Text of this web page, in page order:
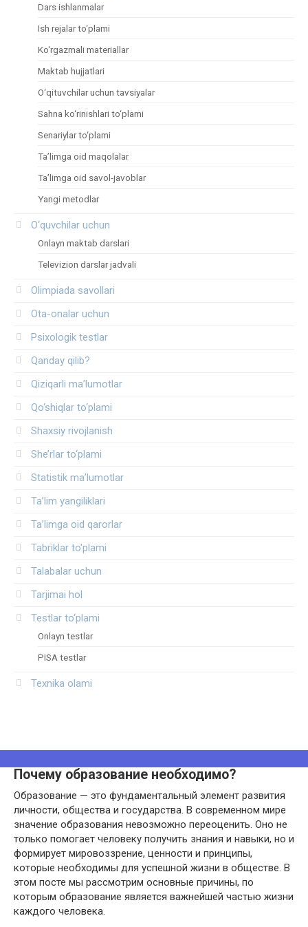
Dars ishlanmalar
Ish rejalar to‘plami
Ko‘rgazmali materiallar
Maktab hujjatlari
O‘qituvchilar uchun tavsiyalar
Sahna ko‘rinishlari to‘plami
Senariylar to‘plami
Ta’limga oid maqolalar
Ta’limga oid savol-javoblar
Yangi metodlar
O‘quvchilar uchun
Onlayn maktab darslari
Televizion darslar jadvali
Olimpiada savollari
Ota-onalar uchun
Psixologik testlar
Qanday qilib?
Qiziqarli ma’lumotlar
Qo‘shiqlar to‘plami
Shaxsiy rivojlanish
She’rlar to‘plami
Statistik ma’lumotlar
Ta’lim yangiliklari
Ta’limga oid qarorlar
Tabriklar to'plami
Talabalar uchun
Tarjimai hol
Testlar to‘plami
Onlayn testlar
PISA testlar
Texnika olami
Почему образование необходимо?
Образование — это фундаментальный элемент развития
личности, общества и государства. В современном мире
значение образования невозможно переоценить. Оно не
только помогает человеку получить знания и навыки, но и
формирует мировоззрение, ценности и принципы,
которые необходимы для успешной жизни в обществе. В
этом посте мы рассмотрим основные причины, по
которым образование является важнейшей частью жизни
каждого человека.